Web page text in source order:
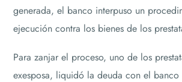
generada, el banco interpuso un
ejecución contra los bienes de los
Para zanjar el proceso, uno de los
exesposa, liquidó la deuda con el banco